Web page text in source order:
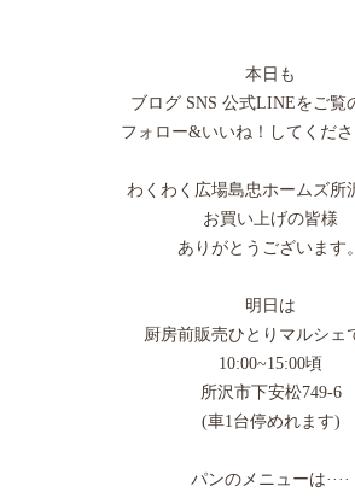
本日も
ブログ SNS 公式LINEをご覧
フォロー&いいね！してくだ
わくわく広場島忠ホームズ所
お買い上げの皆様
ありがとうございます。
明日は
厨房前販売ひとりマルシェ
10:00~15:00頃
所沢市下安松749-6
(車1台停めれます)
パンのメニューは····